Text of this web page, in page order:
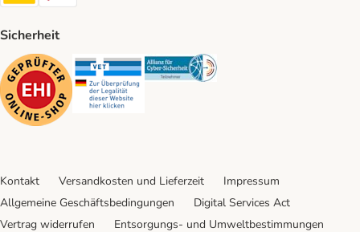
Sicherheit
Security Security Security
Kontakt Versandkosten und Lieferzeit
Impressum
Allgemeine Geschäftsbedingungen
Digital Services Act
Vertrag widerrufen
Entsorgungs- und Umweltbestimmungen